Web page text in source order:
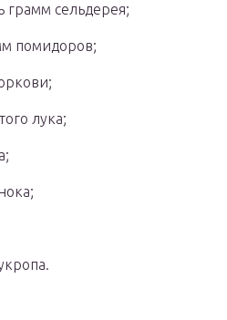
грамм сельдерея;
помидоров;
лука;